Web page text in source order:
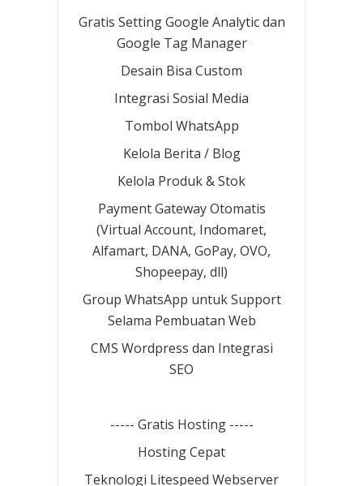
Gratis Setting Google Analytic dan
Google Tag Manager
Desain Bisa Custom
Integrasi Sosial Media
Tombol WhatsApp
Kelola Berita / Blog
Kelola Produk & Stok
Payment Gateway Otomatis
(Virtual Account, Indomaret,
Alfamart, DANA, GoPay, OVO,
Shopeepay, dll)
Group WhatsApp untuk Support
Selama Pembuatan Web
CMS Wordpress dan Integrasi
SEO
----- Gratis Hosting -----
Hosting Cepat
Teknologi Litespeed Webserver